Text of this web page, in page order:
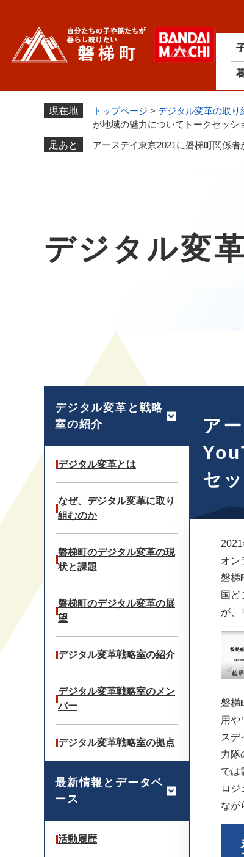
現在地 トップページ > デジタル変革の取り
が地域の魅力についてトークセッシ
足あと
アースデイ東京2021に磐梯町関係
デジタル変
ア
セ
オン
磐梯
国ど
が、
磐梯
用や
スデ
力隊
では
ロ
なが
デジタル変革と戦略
室の紹介
デジタル変革とは
なぜ、デジタル変革に取り
組むのか
磐梯町のデジタル変革の現
状と課題
磐梯町のデジタル変革の展
望
デジタル変革戦略室の紹介
デジタル変革戦略室のメン
バー
デジタル変革戦略室の拠点
最新情報とデータベ
ース
活動履歴